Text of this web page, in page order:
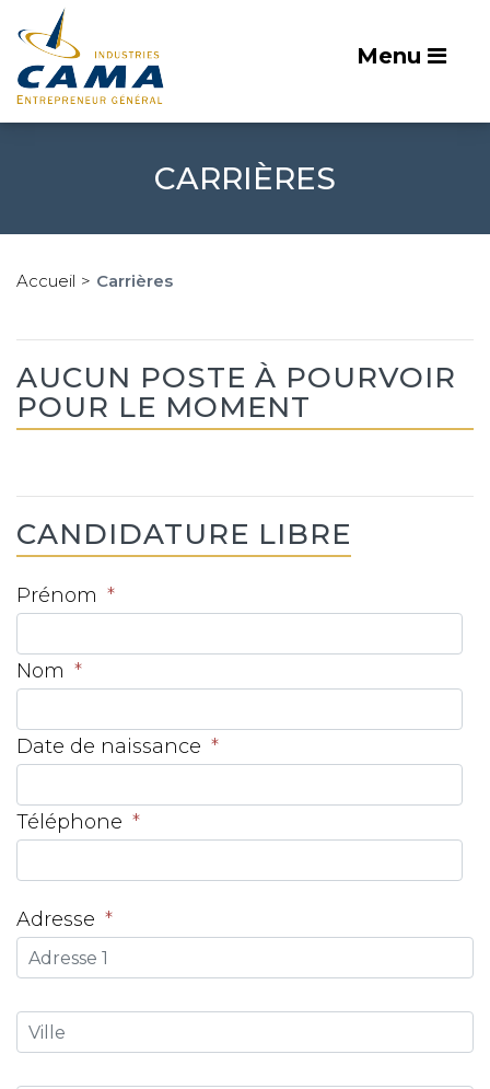
Menu
CARRIÈRES
Accueil Carrières
AUCUN POSTE À POURVOIR
POUR LE MOMENT
CANDIDATURE LIBRE
Prénom *
Nom *
Date de naissance *
Téléphone *
Adresse *